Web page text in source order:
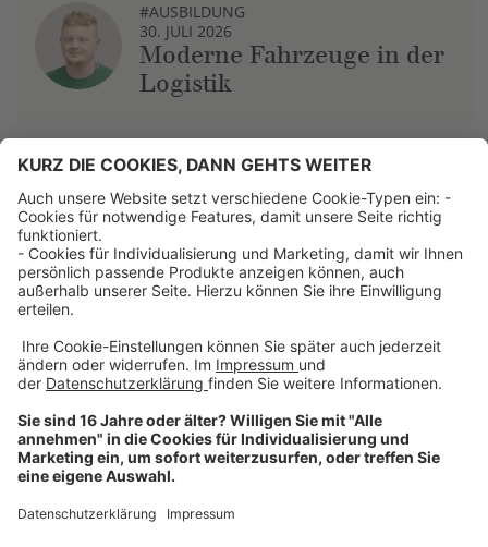
#AUSBILDUNG
30. JULI 2026
Moderne Fahrzeuge in der
Logistik
Über uns
Dehner Unternehmen
Jobs bei Dehner